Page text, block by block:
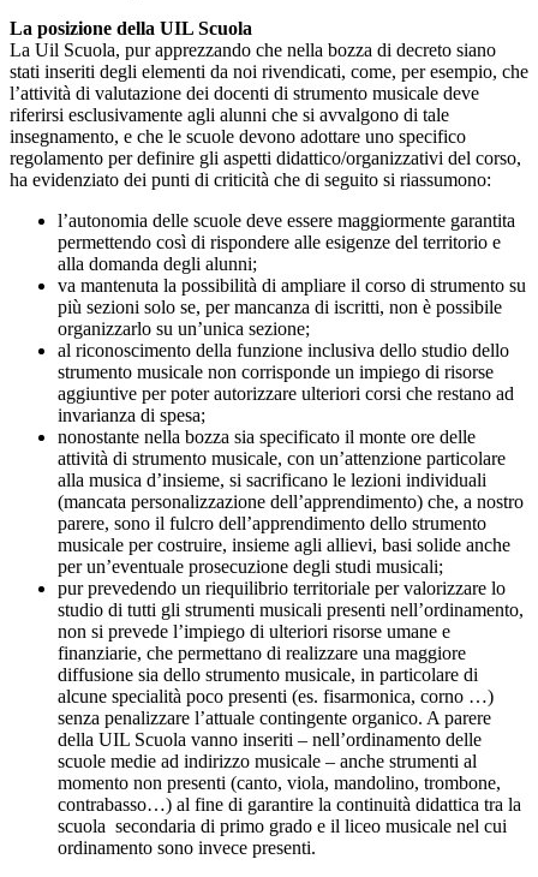
La posizione della UIL Scuola
La Uil Scuola, pur apprezzando che nella bozza di decreto siano
stati inseriti degli elementi da noi rivendicati, come, per esempio, che
l’attività di valutazione dei docenti di strumento musicale deve
riferirsi esclusivamente agli alunni che si avvalgono di tale
insegnamento, e che le scuole devono adottare uno specifico
regolamento per definire gli aspetti didattico/organizzativi del corso,
ha evidenziato dei punti di criticità che di seguito si riassumono:
l’autonomia delle scuole deve essere maggiormente garantita
permettendo così di rispondere alle esigenze del territorio e
alla domanda degli alunni;
va mantenuta la possibilità di ampliare il corso di strumento su
più sezioni solo se, per mancanza di iscritti, non è possibile
organizzarlo su un’unica sezione;
al riconoscimento della funzione inclusiva dello studio dello
strumento musicale non corrisponde un impiego di risorse
aggiuntive per poter autorizzare ulteriori corsi che restano ad
invarianza di spesa;
nonostante nella bozza sia specificato il monte ore delle
attività di strumento musicale, con un’attenzione particolare
alla musica d’insieme, si sacrificano le lezioni individuali
(mancata personalizzazione dell’apprendimento) che, a nostro
parere, sono il fulcro dell’apprendimento dello strumento
musicale per costruire, insieme agli allievi, basi solide anche
per un’eventuale prosecuzione degli studi musicali;
pur prevedendo un riequilibrio territoriale per valorizzare lo
studio di tutti gli strumenti musicali presenti nell’ordinamento,
non si prevede l’impiego di ulteriori risorse umane e
finanziarie, che permettano di realizzare una maggiore
diffusione sia dello strumento musicale, in particolare di
alcune specialità poco presenti (es. fisarmonica, corno …)
senza penalizzare l’attuale contingente organico. A parere
della UIL Scuola vanno inseriti – nell’ordinamento delle
scuole medie ad indirizzo musicale – anche strumenti al
momento non presenti (canto, viola, mandolino, trombone,
contrabasso…) al fine di garantire la continuità didattica tra la
scuola secondaria di primo grado e il liceo musicale nel cui
ordinamento sono invece presenti.